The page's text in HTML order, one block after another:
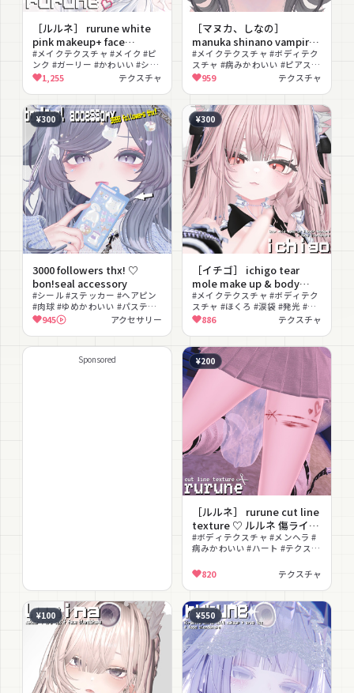
［ルルネ］ rurune white
pink makeup+ face
blendshape ♡ ルルネ ホワ
イト 白 ピンク メイクテク
スチャ フェイスブレンドシ
ェイプ
#メイクテクスチャ #メイク #ピ
ンク #ガーリー #かわいい #シェ
イプキー #テクスチャ素材
1,255 テクスチャ
［マヌカ、しなの］
manuka shinano vampire
kiss texture + yami
makeup ♡ ヴァンパイアキ
ス ピアス排除痕 テクスチャ
病みメイク テクスチャ
#メイクテクスチャ #ボディテク
スチャ #病みかわいい #ピアス #
病み #ダーク #改変 #VRChat
959 テクスチャ
¥300
3000 followers thx! ♡
bon!seal accessory
#シール #ステッカー #ヘアピン
#肉球 #ゆめかわいい #パステル
#かわいい #猫モチーフ #撮影向
け #小物
945 アクセサリー
¥300
［イチゴ］ ichigo tear
mole make up & body
texture + face
blendshape ♡ イチゴ メイ
クテクスチャ ボディテクス
チャ フェイスブレンドシェ
イプ ほくろ
#メイクテクスチャ #ボディテク
スチャ #ほくろ #涙袋 #発光 #ガ
ーリー #改変 #VRChat
886 テクスチャ
Sponsored ¥200
［ルルネ］ rurune cut line
texture ♡ ルルネ 傷ライン
テクスチャ
#ボディテクスチャ #メンヘラ #
病みかわいい #ハート #テクスチ
820 テクスチャ
¥100 ¥550